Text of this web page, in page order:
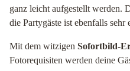
ganz leicht aufgestellt werden.
die Partygäste ist ebenfalls
Mit dem witzigen Sofortbild-
Fotorequisiten werden deine